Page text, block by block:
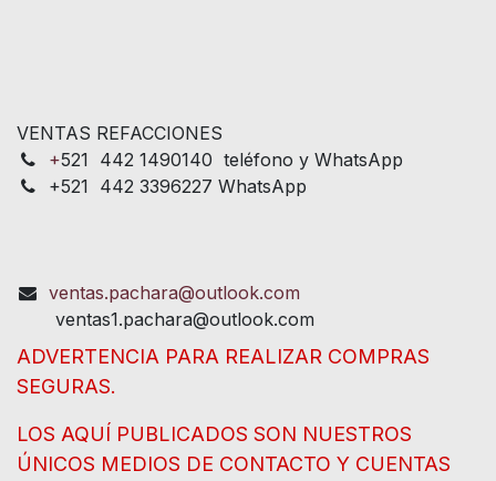
VENTAS REFACCIONES
+521 442 1490140 teléfono y WhatsApp
+521 442 3396227 WhatsApp
ventas.pachara@outlook.com
ventas1.pachara@outlook.com
ADVERTENCIA PARA REALIZAR COMPRAS
SEGURAS.
LOS AQUÍ PUBLICADOS SON NUESTROS
ÚNICOS MEDIOS DE CONTACTO Y CUENTAS